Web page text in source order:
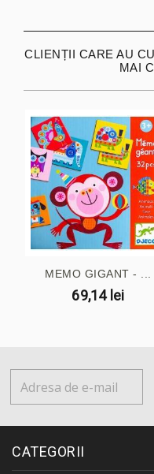
CLIENȚII CARE AU
MAI
MEMO GIGANT - ...
69,14 lei
CATEGORII